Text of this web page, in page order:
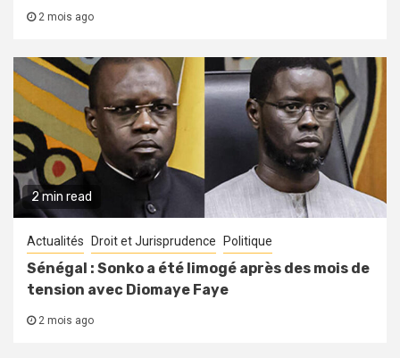
2 mois ago
2 min read
Actualités Droit et Jurisprudence Politique
Sénégal : Sonko a été limogé après des mois de
tension avec Diomaye Faye
2 mois ago